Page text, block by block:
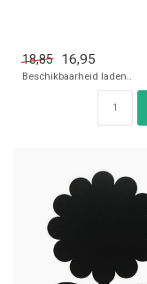
18,85 16,95
Beschikbaarheid laden..